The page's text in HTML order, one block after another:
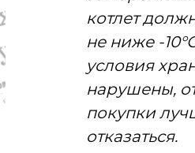
котлет
не ниже -
условия
нарушены,
покупки
отказаться.